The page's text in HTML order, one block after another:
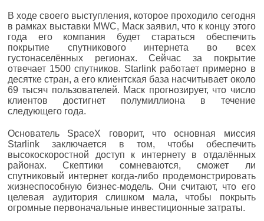
В ходе своего выступления, которое проходило сегодня
в рамках выставки MWC, Маск заявил, что к концу этого
года его компания будет стараться обеспечить
покрытие спутникового интернета во всех
густонаселённых регионах. Сейчас за покрытие
отвечает 1500 спутников. Starlink работает примерно в
десятке стран, а его клиентская база насчитывает около
69 тысяч пользователей. Маск прогнозирует, что число
клиентов достигнет полумиллиона в течение
следующего года.
Основатель SpaceX говорит, что основная миссия
Starlink заключается в том, чтобы обеспечить
высокоскоростной доступ к интернету в отдалённых
районах. Скептики сомневаются, сможет ли
спутниковый интернет когда-либо продемонстрировать
жизнеспособную бизнес-модель. Они считают, что его
целевая аудитория слишком мала, чтобы покрыть
огромные первоначальные инвестиционные затраты.